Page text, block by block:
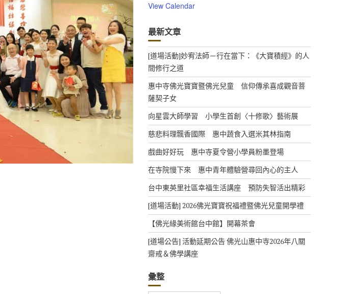
View Calendar
最新文章
[道場活動]妙宥法師－行在當下：《大寶積經》的人
間修行之道
惠中寺佛光寶寶暨佛光兒童 信仰傳承喜成觀音菩
薩契子女
向星雲大師學習 小學生首創〈十修歌〉藝術展
慈悲料理飄香國際 惠中蔬食入選米其林指南
戲曲好好玩 惠中寺夏令營小學員粉墨登場
在寺院慢下來 惠中青年體驗營尋回內心的主人
台中東英里社區幸福生活講座 預防失智活出精彩
[道場活動] 2026佛光寶寶祝福禮暨佛光兒童開學禮
【佛光緣美術館台中館】開幕茶會
[道場公告] 活動延期公告 佛光山惠中寺2026年八關
齋戒＆佛學講座
彙整